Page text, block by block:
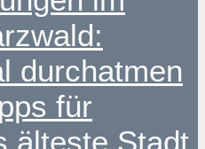
durchatmen
für
älteste Stadt